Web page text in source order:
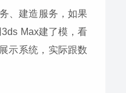
、建造服务，如果
Max建了模，看
示系统，实际跟数